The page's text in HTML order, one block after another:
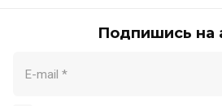
Подпишись на